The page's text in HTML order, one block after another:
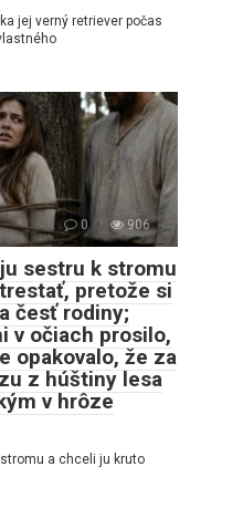
jej verný retriever počas
0 906
sestru k stromu
pretože si
česť rodiny;
v očiach prosilo,
opakovalo, že za
z húštiny lesa
v hrôze
a chceli ju kruto